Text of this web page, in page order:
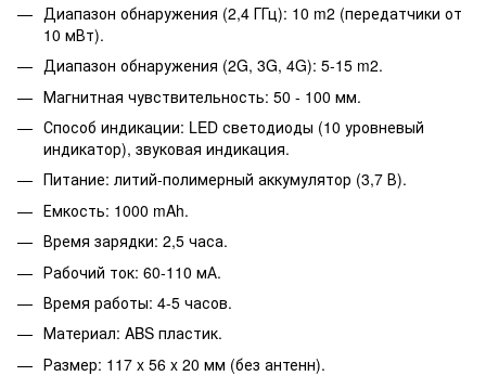
Диапазон обнаружения (2,4 ГГц): 10 m2 (передатчики от
10 мВт).
Диапазон обнаружения (2G, 3G, 4G): 5-15 m2.
Магнитная чувствительность: 50 - 100 мм.
Способ индикации: LED светодиоды (10 уровневый
индикатор), звуковая индикация.
Питание: литий-полимерный аккумулятор (3,7 В).
Емкость: 1000 mAh.
Время зарядки: 2,5 часа.
Рабочий ток: 60-110 мА.
Время работы: 4-5 часов.
Материал: ABS пластик.
Размер: 117 x 56 x 20 мм (без антенн).